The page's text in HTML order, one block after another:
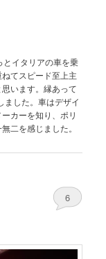
とイタリアの車を乗
てスピード至上主
います。縁あって
ました。車はデザイ
カーを知り、ポリ
二を感じました。
6